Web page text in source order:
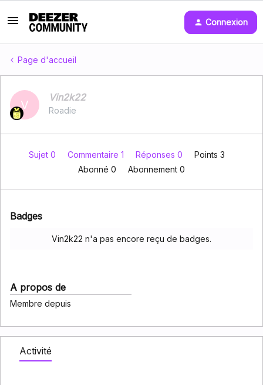
Connexion
Page d'accueil
V
Vin2k22
Roadie
Sujet 0 Commentaire 1 Réponses 0
Points 3
Abonné 0 Abonnement 0
Badges
Vin2k22 n'a pas encore reçu de badges.
A propos de
Membre depuis
Activité